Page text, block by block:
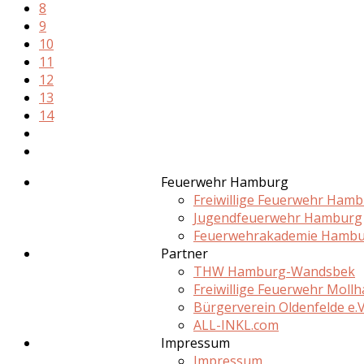
8
9
10
11
12
13
14
Feuerwehr Hamburg
Freiwillige Feuerwehr
Jugendfeuerwehr Hamburg
Feuerwehrakademie
Partner
THW Hamburg-Wandsbek
Freiwillige Feuerwehr
Bürgerverein Oldenfelde
ALL-INKL.com
Impressum
Impressum